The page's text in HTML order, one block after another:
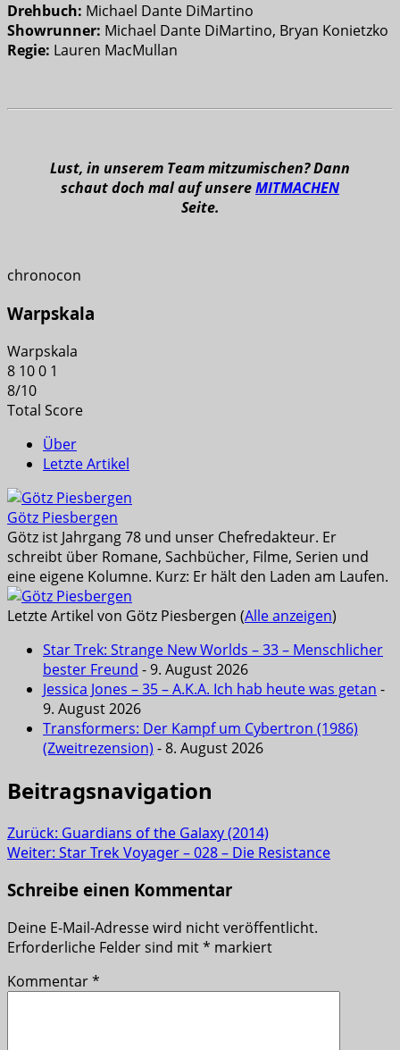
Drehbuch: Michael Dante DiMartino
Showrunner: Michael Dante DiMartino, Bryan Konietzko
Regie: Lauren MacMullan
Lust, in unserem Team mitzumischen? Dann
schaut doch mal auf unsereMITMACHEN
Seite.
chronocon
Warpskala
Warpskala
8 100 1
8/10
Total Score
Über
Letzte Artikel
Götz Piesbergen
Götz ist Jahrgang 78 und unser Chefredakteur. Er
schreibt über Romane, Sachbücher, Filme, Serien und
eine eigene Kolumne. Kurz: Er hält den Laden am Laufen.
Letzte Artikel von Götz Piesbergen (Alle anzeigen)
Star Trek: Strange New Worlds – 33 – Menschlicher
bester Freund - 9. August 2026
Jessica Jones – 35 – A.K.A. Ich hab heute was getan -
9. August 2026
Transformers: Der Kampf um Cybertron (1986)
(Zweitrezension) - 8. August 2026
Beitragsnavigation
Zurück: Guardians of the Galaxy (2014)
Weiter: Star Trek Voyager – 028 – Die Resistance
Schreibe einen Kommentar
Deine E-Mail-Adresse wird nicht veröffentlicht.
Erforderliche Felder sind mit* markiert
Kommentar*